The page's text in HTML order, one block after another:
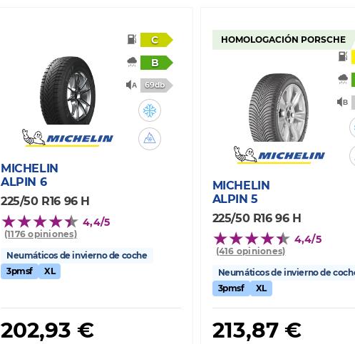
C
B
69db
MICHELIN
ALPIN 6
225/50 R16 96 H
4,4/5
(1176 opiniones)
Neumáticos de invierno de coche
3pmsf
XL
202,93 €
HOMOLOGACIÓN PORSCHE
MICHELIN
ALPIN 5
225/50 R16 96 H
4,4/5
(416 opiniones)
Neumáticos de invierno de
3pmsf
XL
213,87 €